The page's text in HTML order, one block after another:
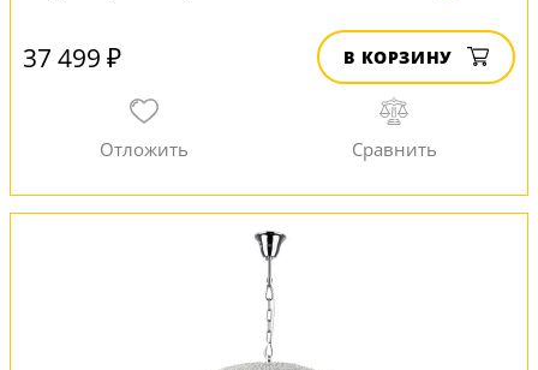
37 499 ₽ В КОРЗИНУ